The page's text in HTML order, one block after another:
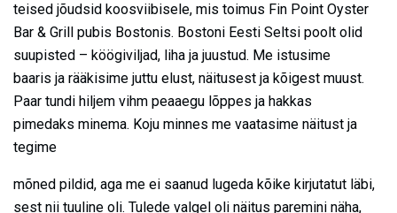
teised jõudsid koosviibisele, mis toimus Fin Point Oyster
Bar & Grill pubis Bostonis. Bostoni Eesti Seltsi poolt olid
suupisted – köögiviljad, liha ja juustud. Me istusime
baaris ja rääkisime juttu elust, näitusest ja kõigest muust.
Paar tundi hiljem vihm peaaegu lõppes ja hakkas
pimedaks minema. Koju minnes me vaatasime näitust ja
tegime
mõned pildid, aga me ei saanud lugeda kõike kirjutatut läbi,
sest nii tuuline oli. Tulede valgel oli näitus paremini näha,